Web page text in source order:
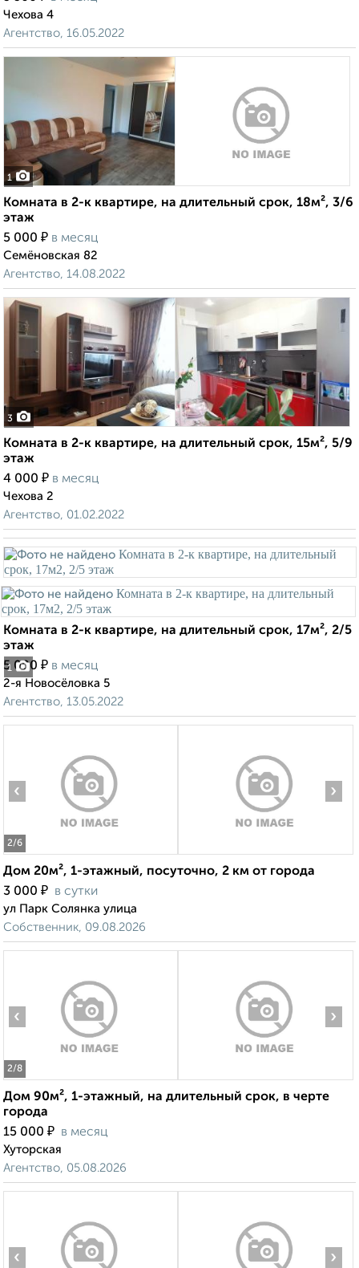
Чехова 4
Агентство, 16.05.2022
1
Комната в 2-к квартире, на длительный срок, 18м², 3/6
этаж
5 000 ₽ в месяц
Семёновская 82
Агентство, 14.08.2022
3
Комната в 2-к квартире, на длительный срок, 15м², 5/9
этаж
4 000 ₽ в месяц
Чехова 2
Агентство, 01.02.2022
1
Комната в 2-к квартире, на длительный срок, 17м², 2/5
этаж
5 000 ₽ в месяц
2-я Новосёловка 5
Агентство, 13.05.2022
2/6
‹ ›
Дом 20м², 1-этажный, посуточно, 2 км от города
3 000 ₽ в сутки
ул Парк Солянка улица
Собственник, 09.08.2026
2/8
‹ ›
Дом 90м², 1-этажный, на длительный срок, в черте
города
15 000 ₽ в месяц
Хуторская
Агентство, 05.08.2026
‹ ›